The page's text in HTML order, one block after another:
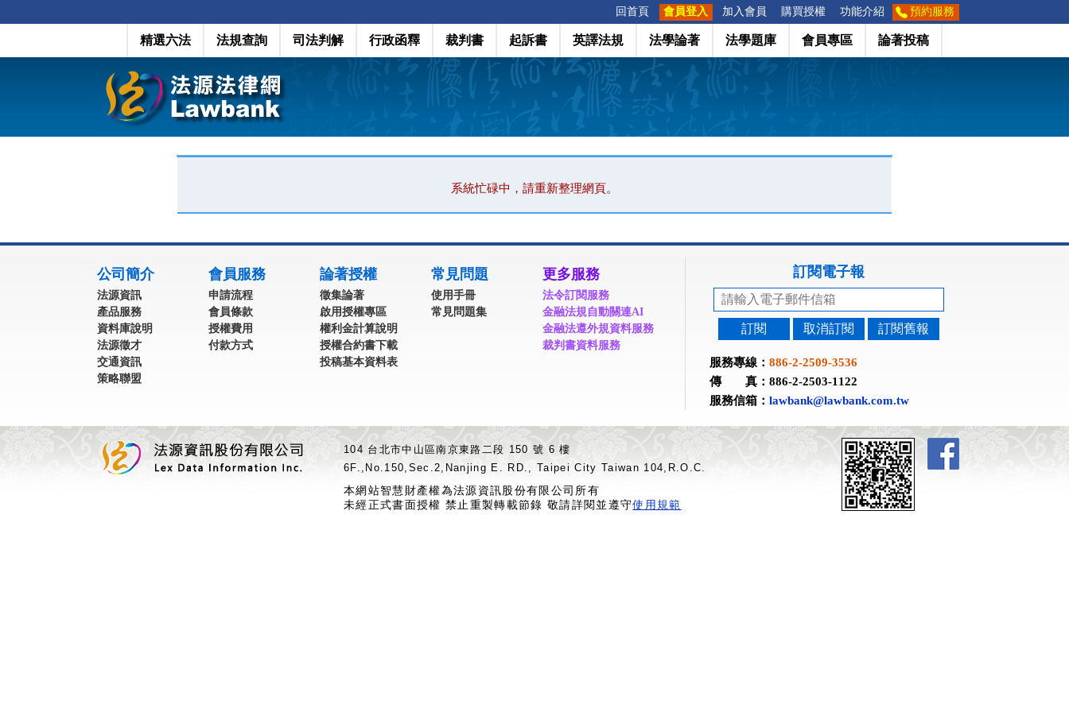
回首頁 會員登入 加入會員 購買授權 功能介紹 預約服務
精選六法 法規查詢 司法判解 行政函釋 裁判書 起訴書 英譯法規 法學論著 法學題庫 會員專區 論著投稿
系統忙碌中，請重新整理網頁。
公司簡介
法源資訊
產品服務
資料庫說明
法源徵才
交通資訊
策略聯盟
會員服務
申請流程
會員條款
授權費用
付款方式
論著授權
徵集論著
啟用授權專區
權利金計算說明
授權合約書下載
投稿基本資料表
常見問題
使用手冊
常見問題集
更多服務
法令訂閱服務
金融法規自動關連AI
金融法遵外規資料服務
裁判書資料服務
訂閱電子報
訂閱 取消訂閱 訂閱舊報
服務專線： 886-2-2509-3536
傳 真：886-2-2503-1122
服務信箱： lawbank@lawbank.com.tw
104 台北市中山區南京東路二段 150 號 6 樓
6F.,No.150,Sec.2,Nanjing E. RD., Taipei City Taiwan 104,R.O.C.
本網站智慧財產權為法源資訊股份有限公司所有
未經正式書面授權 禁止重製轉載節錄 敬請詳閱並遵守使用規範